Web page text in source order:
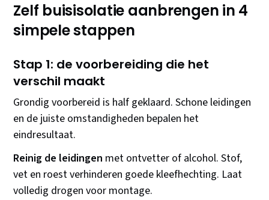
Zelf buisisolatie aanbrengen in 4
simpele stappen
Stap 1: de voorbereiding die het
verschil maakt
Grondig voorbereid is half geklaard. Schone leidingen
en de juiste omstandigheden bepalen het
eindresultaat.
Reinig de leidingen met ontvetter of alcohol. Stof,
vet en roest verhinderen goede kleefhechting. Laat
volledig drogen voor montage.